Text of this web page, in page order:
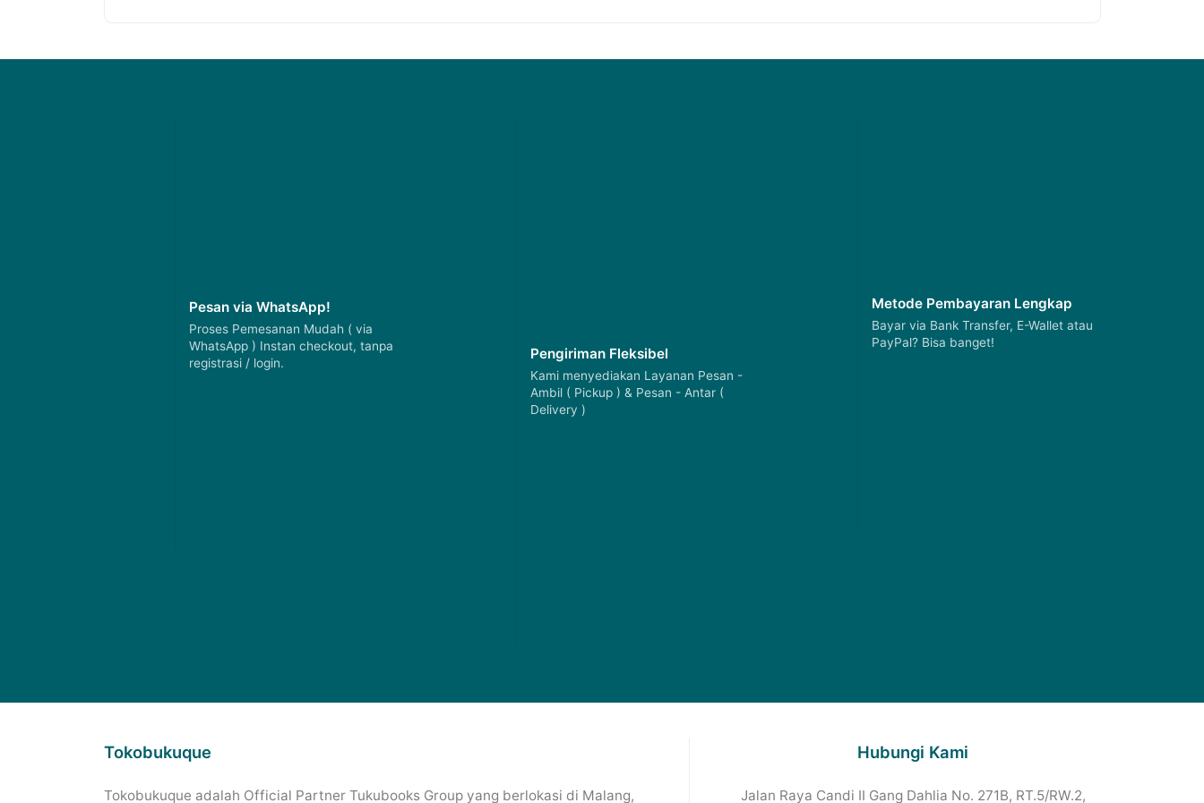
Pesan via WhatsApp!
Proses Pemesanan Mudah ( via
WhatsApp ) Instan checkout, tanpa
registrasi / login.
Pengiriman Fleksibel
Kami menyediakan Layanan Pesan -
Ambil ( Pickup ) & Pesan - Antar (
Delivery )
Metode Pembayaran Lengkap
Bayar via Bank Transfer, E-Wallet atau
PayPal? Bisa banget!
Tokobukuque
Tokobukuque adalah Official Partner Tukubooks Group yang berlokasi di Malang,
Hubungi Kami
Jalan Raya Candi II Gang Dahlia No. 271B, RT.5/RW.2,